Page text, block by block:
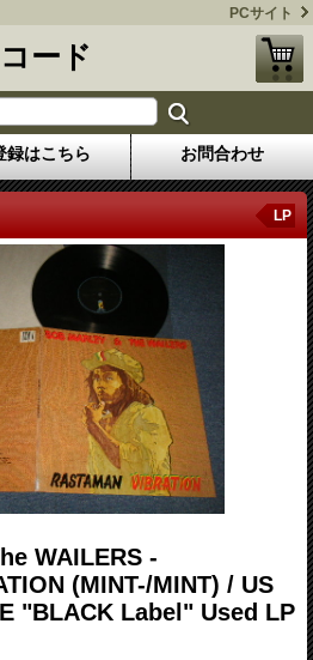
PCサイト
ード
録はこちら お問合わせ
LP
WAILERS -
(MINT-/MINT) / US
"BLACK Label" Used LP